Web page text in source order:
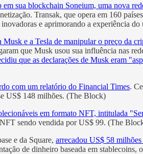
sua blockchain Soneium, uma nova
Transak, que opera em 160
e aprimorando a experiência
Musk e a Tesla de manipular o preço
que Musk usou sua influência nas
que as declarações de Musk eram
com um relatório do Financial Times.
US$ 148 milhões. (The Block)
em formato NFT, intitulada
sendo vendida por US$ 99. (The
e da Square, arrecadou US$ 58
de dinheiro baseada em